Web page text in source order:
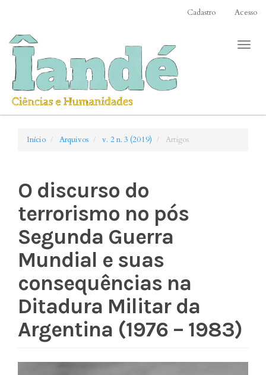
conteúdo
página
Navegação
Principal
principal
Cadastro Acesso
Início Arquivos v. 2 n. 3 (2019) Artigos
O discurso do
terrorismo no pós
Segunda Guerra
Mundial e suas
consequências na
Ditadura Militar da
Argentina (1976 – 1983)